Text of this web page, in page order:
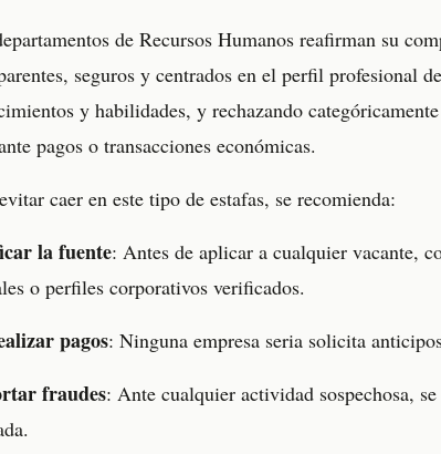
de Recursos Humanos reafirman su
seguros y centrados en el perfil profesional
y habilidades, y rechazando
pagos o transacciones económicas.
caer en este tipo de estafas, se recomienda:
la fuente: Antes de aplicar a cualquier vacante,
o perfiles corporativos verificados.
pagos: Ninguna empresa seria solicita
fraudes: Ante cualquier actividad sospechosa,